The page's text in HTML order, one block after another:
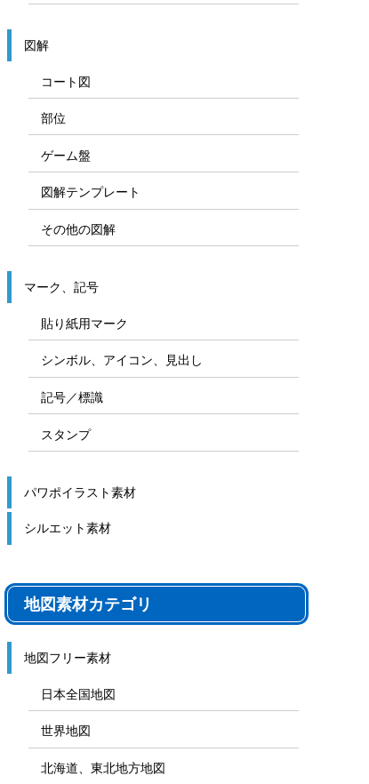
図解
コート図
部位
ゲーム盤
図解テンプレート
その他の図解
マーク、記号
貼り紙用マーク
シンボル、アイコン、見出し
記号／標識
スタンプ
パワポイラスト素材
シルエット素材
地図素材カテゴリ
地図フリー素材
日本全国地図
世界地図
北海道、東北地方地図